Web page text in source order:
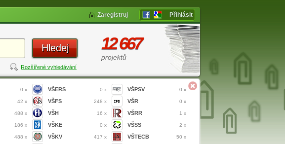
Zaregistruj Přihlásit
Hledej
Rozšířené vyhledávání
12 667
projektů
0 x
42 x
488 x
186 x
488 x
VŠERS 0 x
VŠFS 248 x
VŠH 16 x
VŠKE 0 x
VŠKV 417 x
VŠPSV 0 x
VŠR 0 x
VŠRR 1 x
VŠSS 2 x
VŠTECB 50 x